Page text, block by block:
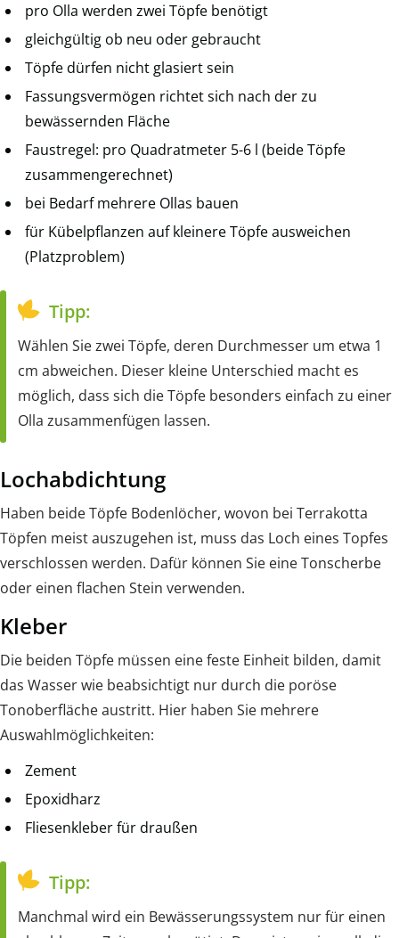
pro Olla werden zwei Töpfe benötigt
gleichgültig ob neu oder gebraucht
Töpfe dürfen nicht glasiert sein
Fassungsvermögen richtet sich nach der zu
bewässernden Fläche
Faustregel: pro Quadratmeter 5-6 l (beide Töpfe
zusammengerechnet)
bei Bedarf mehrere Ollas bauen
für Kübelpflanzen auf kleinere Töpfe ausweichen
(Platzproblem)
Tipp:
Wählen Sie zwei Töpfe, deren Durchmesser um etwa 1
cm abweichen. Dieser kleine Unterschied macht es
möglich, dass sich die Töpfe besonders einfach zu einer
Olla zusammenfügen lassen.
Lochabdichtung
Haben beide Töpfe Bodenlöcher, wovon bei Terrakotta
Töpfen meist auszugehen ist, muss das Loch eines Topfes
verschlossen werden. Dafür können Sie eine Tonscherbe
oder einen flachen Stein verwenden.
Kleber
Die beiden Töpfe müssen eine feste Einheit bilden, damit
das Wasser wie beabsichtigt nur durch die poröse
Tonoberfläche austritt. Hier haben Sie mehrere
Auswahlmöglichkeiten:
Zement
Epoxidharz
Fliesenkleber für draußen
Tipp:
Manchmal wird ein Bewässerungssystem nur für einen